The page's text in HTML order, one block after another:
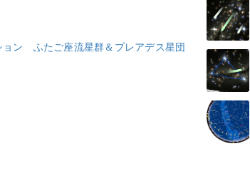
ョン ふたご座流星群＆プレアデス星団